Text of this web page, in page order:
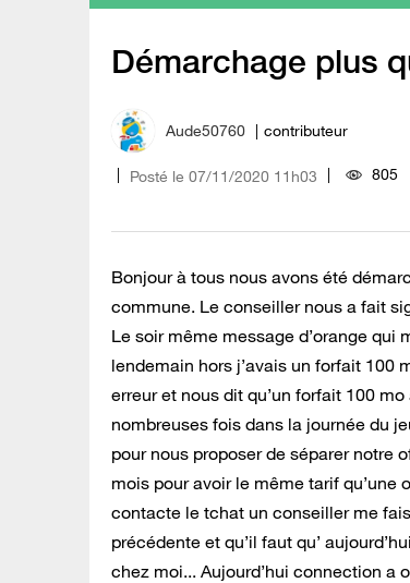
Démarchage plus
Aude50760 contributeur
Posté le ‎07/11/2020 11h03 805
Bonjour à tous nous avons été
commune. Le conseiller nous a fait
Le soir même message d’orange
lendemain hors j’avais un forfait 100
erreur et nous dit qu’un forfait 100
nombreuses fois dans la journée du
pour nous proposer de séparer notre
mois pour avoir le même tarif qu’une
contacte le tchat un conseiller me
précédente et qu’il faut qu’
chez moi... Aujourd’hui connection a